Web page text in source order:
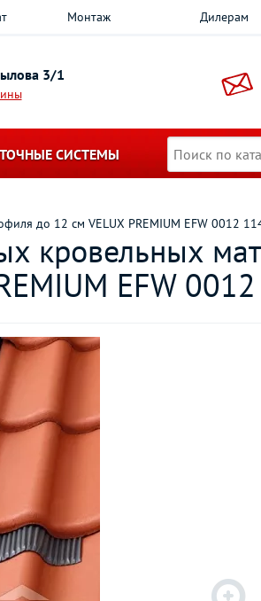
Монтаж Дилерам
3/1
СИСТЕМЫ
до 12 см VELUX PREMIUM EFW 0012
кровельных
EFW